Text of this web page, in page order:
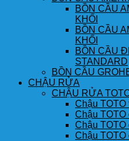
BỒN CẦU
KHỐI
BỒN CẦU
KHỐI
BỒN CẦU
STANDARD
BỒN CẦU
CHẬU RỬA
CHẬU RỬA
Chậu
Chậu TOTO
Chậu TOTO
Chậu TOTO